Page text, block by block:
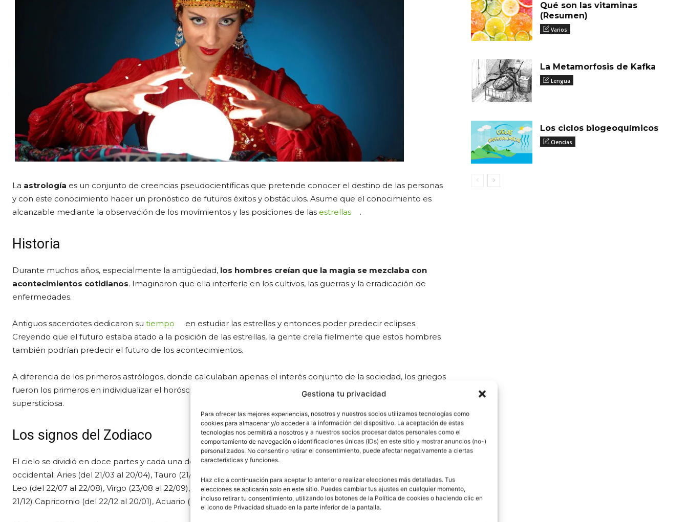
Gestiona tu privacidad
Para ofrecer las mejores experiencias, nosotros y nuestros socios utilizamos tecnologías como
cookies para almacenar y/o acceder a la información del dispositivo. La aceptación de estas
tecnologías nos permitirá a nosotros y a nuestros socios procesar datos personales como el
comportamiento de navegación o identificaciones únicas (IDs) en este sitio y mostrar anuncios (no-)
personalizados. No consentir o retirar el consentimiento, puede afectar negativamente a ciertas
características y funciones.
Haz clic a continuación para aceptar lo anterior o realizar elecciones más detalladas. Tus
elecciones se aplicarán solo en este sitio. Puedes cambiar tus ajustes en cualquier momento,
incluso retirar tu consentimiento, utilizando los botones de la Política de cookies o haciendo clic en
el icono de Privacidad situado en la parte inferior de la pantalla.
La astrología es un conjunto de creencias pseudocientíficas que pretende conocer el destino de las personas
y con este conocimiento hacer un pronóstico de futuros éxitos y obstáculos. Asume que el conocimiento es
alcanzable mediante la observación de los movimientos y las posiciones de las estrellas .
Historia
Durante muchos años, especialmente la antigüedad, los hombres creían que la magia se mezclaba con
acontecimientos cotidianos. Imaginaron que ella interfería en los cultivos, las guerras y la erradicación de
enfermedades.
Antiguos sacerdotes dedicaron su tiempo
en estudiar las estrellas y entonces poder predecir eclipses.
Creyendo que el futuro estaba atado a la posición de las estrellas, la gente creía fielmente que estos hombres
también podrían predecir el futuro de los acontecimientos.
A diferencia de los primeros astrólogos, donde calculaban apenas el interés conjunto de la sociedad, los griegos
fueron los primeros en individualizar el horóscopo; después de ellos, los
árabes
prosiguieron la misma línea
supersticiosa.
Los signos del Zodiaco
El cielo se dividió en doce partes y cada una de ellos recibió un signo específico. Forman parte del zodiaco
occidental: Aries (del 21/03 al 20/04), Tauro (21/04 al 20/05), Géminis (del 21/05 20/06), Cáncer (del 21/06 al 21/07),
Leo (del 22/07 al 22/08), Virgo (23/08 al 22/09), Libra (23/09 al 22/10), Escorpio (23/10 al 22/11), Sagitario (22/11 a
21/12) Capricornio (del 22/12 al 20/01), Acuario (desde 21/01 a 19/02) y Piscis (20/02 al 20/03).
Qué son las vitaminas
(Resumen)
Varios
La Metamorfosis de Kafka
Lengua
Los ciclos biogeoquímicos
Ciencias